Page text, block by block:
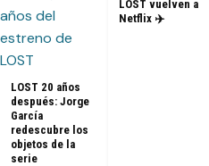
LOST 20 años
después: Jorge
García
redescubre los
objetos de la
serie
LOST vuelven a
Netflix ✈️